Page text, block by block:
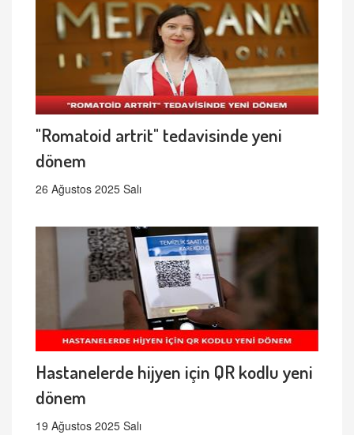
"Romatoid artrit" tedavisinde yeni
dönem
26 Ağustos 2025 Salı
Hastanelerde hijyen için QR kodlu yeni
dönem
19 Ağustos 2025 Salı